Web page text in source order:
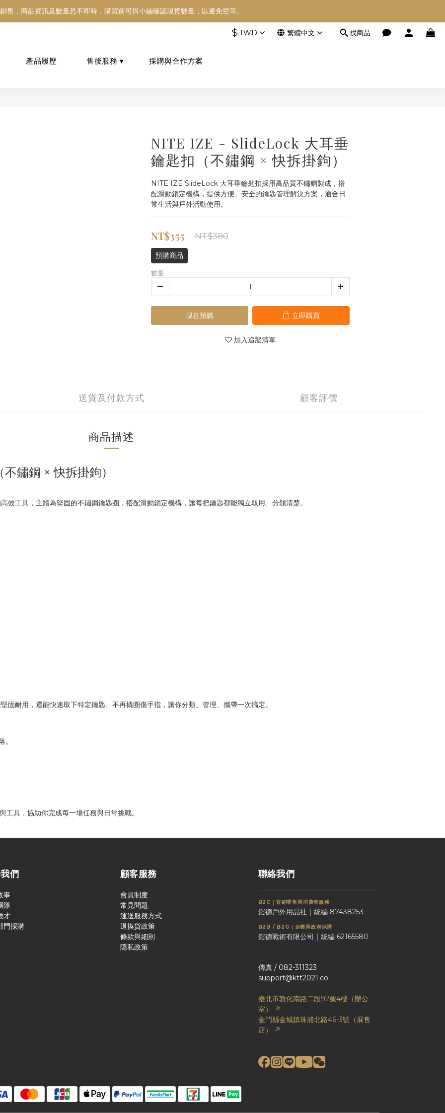
售，商品資訊及數量恐不即時，購買前可與小編確認現貨數量，以避免空等。
售，商品資訊及數量恐不即時，購買前可與小編確認現貨數量，以避免空等。
售，商品資訊及數量恐不即時，購買前可與小編確認現貨數量，以避免空等。
$ TWD 繁體中文 找商品
NITE IZE - SlideLock 大耳垂
鑰匙扣（不鏽鋼 × 快拆掛鉤）
NITE IZE SlideLock 大耳垂鑰匙扣採用高品質不鏽鋼製成，搭
配滑動鎖定機構，提供方便、安全的鑰匙管理解決方案，適合日
常生活與戶外活動使用。
NT$355 NT$380
預購商品
數量
現在預購 立即購買
加入追蹤清單
送貨及付款方式 顧客評價
商品描述
鏽鋼 × 快拆掛鉤）
工具，主體為堅固的不鏽鋼鑰匙圈，搭配滑動鎖定機構，讓每把鑰匙都能獨立取用、分類清楚。
耐用，還能快速取下特定鑰匙、不再撬圈傷手指，讓你分類、管理、攜帶一次搞定。
具，協助你完成每一場任務與日常挑戰。
們
事
隊
才
門採購
顧客服務
會員制度
常見問題
運送服務方式
退換貨政策
條款與細則
隱私政策
聯絡我們
B2C｜官網零售與消費者服務
鎧德戶外用品社｜統編 87438253
B2B / B2G｜企業與政府採購
鎧德戰術有限公司｜統編 62165580
傳真 / 082-311323
support@ktt2021.co
臺北市敦化南路二段92號4樓（辦公
室） ↗
金門縣金城鎮珠浦北路46-3號（展售
店） ↗